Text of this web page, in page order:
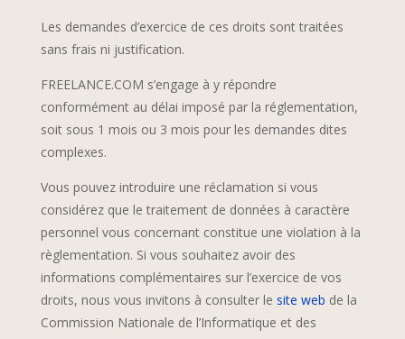
Les demandes d’exercice de ces droits sont traitées
sans frais ni justification.
FREELANCE.COM s’engage à y répondre
conformément au délai imposé par la réglementation,
soit sous 1 mois ou 3 mois pour les demandes dites
complexes.
Vous pouvez introduire une réclamation si vous
considérez que le traitement de données à caractère
personnel vous concernant constitue une violation à la
règlementation. Si vous souhaitez avoir des
informations complémentaires sur l’exercice de vos
droits, nous vous invitons à consulter le site web de la
Commission Nationale de l’Informatique et des